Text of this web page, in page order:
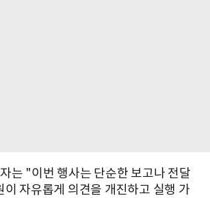
는 "이번 행사는 단순한 보고나 전달
이 자유롭게 의견을 개진하고 실행 가